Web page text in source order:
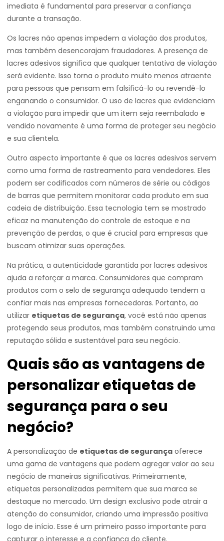
imediata é fundamental para preservar a confiança
durante a transação.
Os lacres não apenas impedem a violação dos produtos,
mas também desencorajam fraudadores. A presença de
lacres adesivos significa que qualquer tentativa de violação
será evidente. Isso torna o produto muito menos atraente
para pessoas que pensam em falsificá-lo ou revendê-lo
enganando o consumidor. O uso de lacres que evidenciam
a violação para impedir que um item seja reembalado e
vendido novamente é uma forma de proteger seu negócio
e sua clientela.
Outro aspecto importante é que os lacres adesivos servem
como uma forma de rastreamento para vendedores. Eles
podem ser codificados com números de série ou códigos
de barras que permitem monitorar cada produto em sua
cadeia de distribuição. Essa tecnologia tem se mostrado
eficaz na manutenção do controle de estoque e na
prevenção de perdas, o que é crucial para empresas que
buscam otimizar suas operações.
Na prática, a autenticidade garantida por lacres adesivos
ajuda a reforçar a marca. Consumidores que compram
produtos com o selo de segurança adequado tendem a
confiar mais nas empresas fornecedoras. Portanto, ao
utilizar etiquetas de segurança, você está não apenas
protegendo seus produtos, mas também construindo uma
reputação sólida e sustentável para seu negócio.
Quais são as vantagens de
personalizar etiquetas de
segurança para o seu
negócio?
A personalização de etiquetas de segurança oferece
uma gama de vantagens que podem agregar valor ao seu
negócio de maneiras significativas. Primeiramente,
etiquetas personalizadas permitem que sua marca se
destaque no mercado. Um design exclusivo pode atrair a
atenção do consumidor, criando uma impressão positiva
logo de início. Esse é um primeiro passo importante para
capturar o interesse e a confiança do cliente.